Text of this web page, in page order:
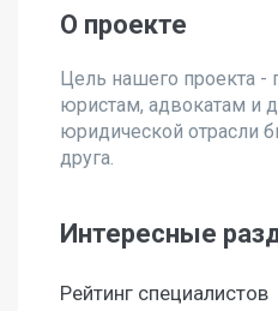
О проекте
Цель нашего проекта -
юристам, адвокатам и
юридической отрасли
друга.
Интересные
Рейтинг специалистов